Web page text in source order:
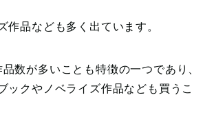
作品なども多く出ています。
品数が多いことも特徴の一つであり、
ックやノベライズ作品なども買うこ